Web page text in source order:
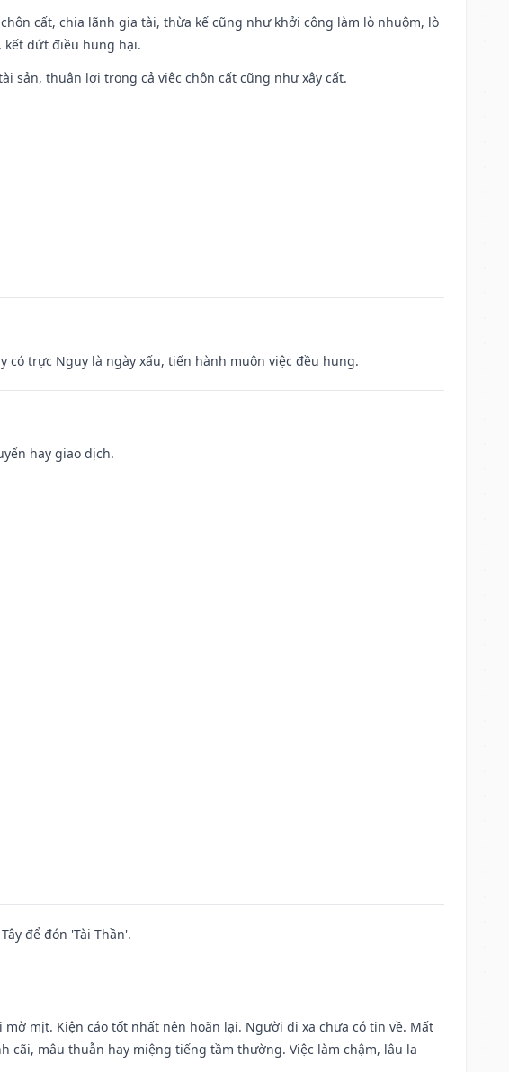
cất, chia lãnh gia tài, thừa kế cũng như khởi công làm lò nhuộm, lò
kết dứt điều hung hại.
sản, thuận lợi trong cả việc chôn cất cũng như xây cất.
có trực Nguy là ngày xấu, tiến hành muôn việc đều hung.
hay giao dịch.
để đón 'Tài Thần'.
mờ mịt. Kiện cáo tốt nhất nên hoãn lại. Người đi xa chưa có tin về. Mất
mâu thuẫn hay miệng tiếng tầm thường. Việc làm chậm, lâu la